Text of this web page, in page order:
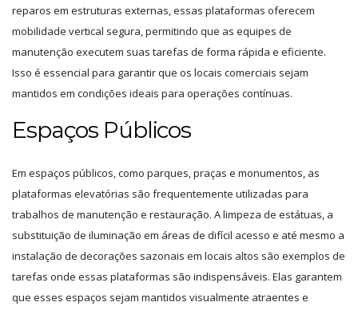
reparos em estruturas externas, essas plataformas oferecem
mobilidade vertical segura, permitindo que as equipes de
manutenção executem suas tarefas de forma rápida e eficiente.
Isso é essencial para garantir que os locais comerciais sejam
mantidos em condições ideais para operações contínuas.
Espaços Públicos
Em espaços públicos, como parques, praças e monumentos, as
plataformas elevatórias são frequentemente utilizadas para
trabalhos de manutenção e restauração. A limpeza de estátuas, a
substituição de iluminação em áreas de difícil acesso e até mesmo a
instalação de decorações sazonais em locais altos são exemplos de
tarefas onde essas plataformas são indispensáveis. Elas garantem
que esses espaços sejam mantidos visualmente atraentes e